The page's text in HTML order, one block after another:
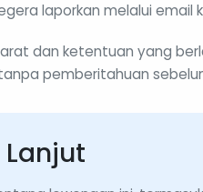
laporkan melalui
dan ketentuan yang
pemberitahuan